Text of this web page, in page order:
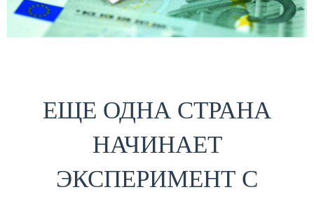
ЕЩЕ ОДНА СТРАНА
НАЧИНАЕТ
ЭКСПЕРИМЕНТ С